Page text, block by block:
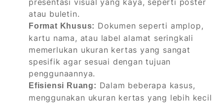
presentasi visual yang kaya, seperti poster
atau buletin.
Format Khusus: Dokumen seperti amplop,
kartu nama, atau label alamat seringkali
memerlukan ukuran kertas yang sangat
spesifik agar sesuai dengan tujuan
penggunaannya.
Efisiensi Ruang: Dalam beberapa kasus,
menggunakan ukuran kertas yang lebih kecil